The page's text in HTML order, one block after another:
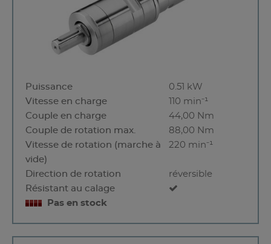
Puissance
0.51 kW
Vitesse en charge
110 min⁻¹
Couple en charge
44,00 Nm
Couple de rotation max.
88,00 Nm
Vitesse de rotation (marche à
vide)
220 min⁻¹
Direction de rotation
réversible
Résistant au calage
Pas en stock